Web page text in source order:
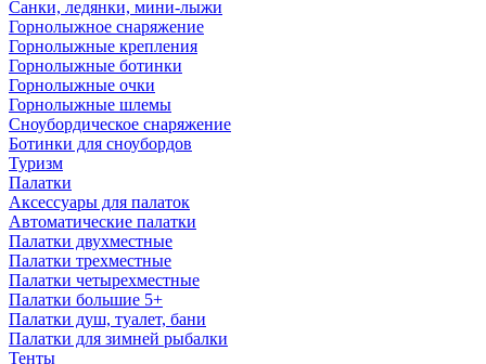
Санки, ледянки, мини-лыжи
Горнолыжное снаряжение
Горнолыжные крепления
Горнолыжные ботинки
Горнолыжные очки
Горнолыжные шлемы
Сноубордическое снаряжение
Ботинки для сноубордов
Туризм
Палатки
Аксессуары для палаток
Автоматические палатки
Палатки двухместные
Палатки трехместные
Палатки четырехместные
Палатки большие 5+
Палатки душ, туалет, бани
Палатки для зимней рыбалки
Тенты